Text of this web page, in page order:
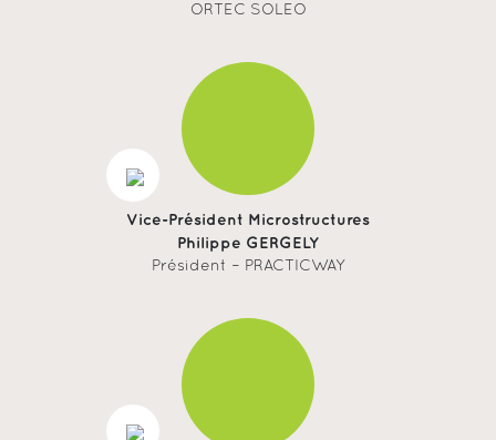
ORTEC SOLEO
Vice-Président Microstructures
Philippe GERGELY
Président – PRACTICWAY